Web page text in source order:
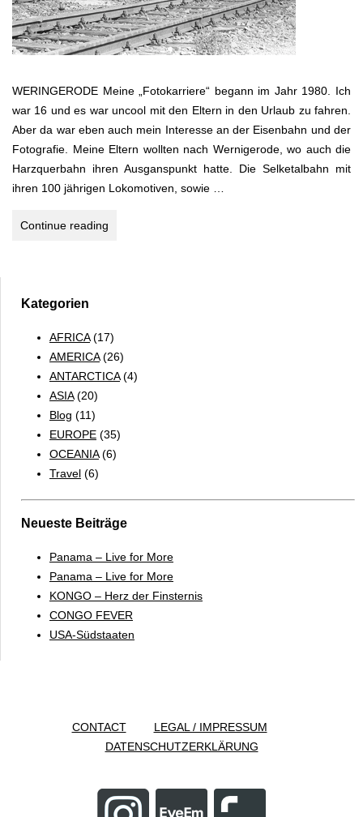
WERINGERODE Meine „Fotokarriere“ begann im Jahr 1980. Ich
war 16 und es war uncool mit den Eltern in den Urlaub zu fahren.
Aber da war eben auch mein Interesse an der Eisenbahn und der
Fotografie. Meine Eltern wollten nach Wernigerode, wo auch die
Harzquerbahn ihren Ausganspunkt hatte. Die Selketalbahn mit
ihren 100 jährigen Lokomotiven, sowie …
Continue reading
Kategorien
AFRICA(17)
AMERICA(26)
ANTARCTICA(4)
ASIA(20)
Blog (11)
EUROPE (35)
OCEANIA(6)
Travel (6)
Neueste Beiträge
Panama – Live for More
Panama – Live for More
KONGO – Herz der Finsternis
CONGO FEVER
USA-Südstaaten
CONTACT
LEGAL / IMPRESSUM
DATENSCHUTZERKLÄRUNG